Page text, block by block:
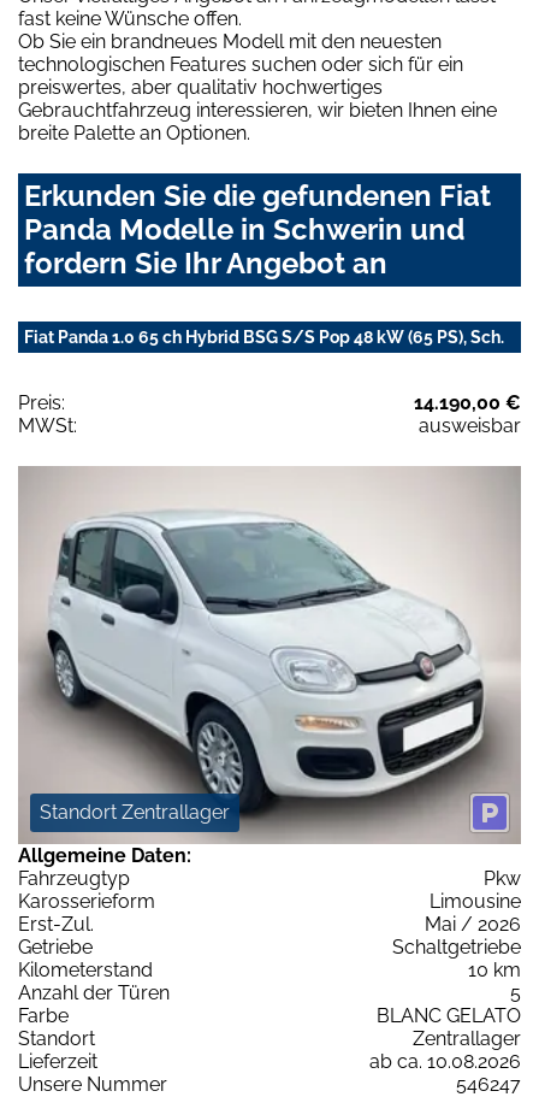
fast keine Wünsche offen.
Ob Sie ein brandneues Modell mit den neuesten
technologischen Features suchen oder sich für ein
preiswertes, aber qualitativ hochwertiges
Gebrauchtfahrzeug interessieren, wir bieten Ihnen eine
breite Palette an Optionen.
Erkunden Sie die gefundenen Fiat
Panda Modelle in Schwerin und
fordern Sie Ihr Angebot an
Fiat Panda 1.0 65 ch Hybrid BSG S/S Pop 48 kW (65 PS), Sch.
Preis:
14.190,00 €
MWSt:
ausweisbar
Standort Zentrallager
Allgemeine Daten:
Fahrzeugtyp
Pkw
Karosserieform
Limousine
Erst-Zul.
Mai / 2026
Getriebe
Schaltgetriebe
Kilometerstand
10 km
Anzahl der Türen
5
Farbe
BLANC GELATO
Standort
Zentrallager
Lieferzeit
ab ca. 10.08.2026
Unsere Nummer
546247